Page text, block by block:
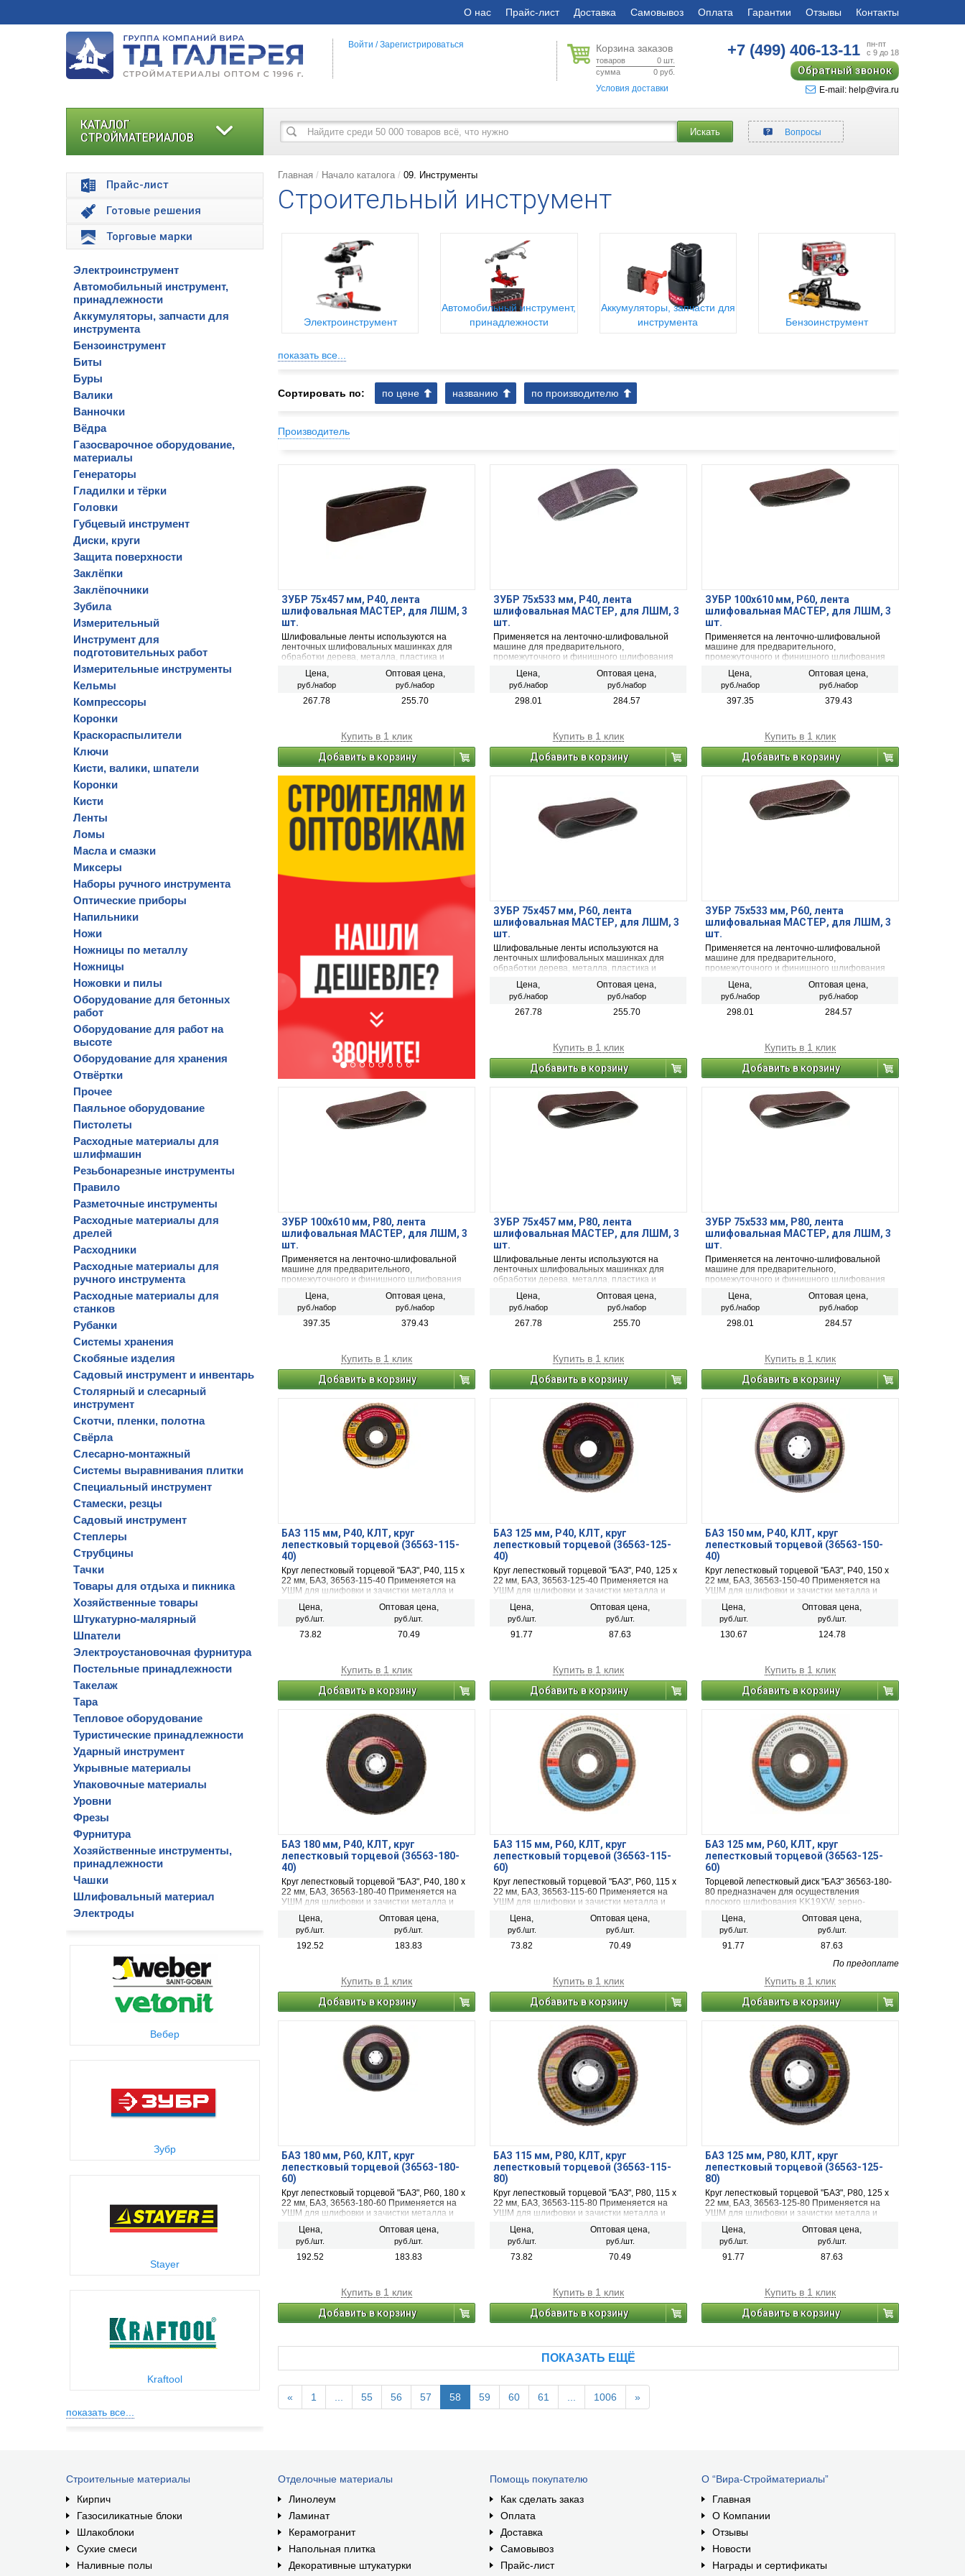
О нас Прайс-лист Доставка Самовывоз Оплата Гарантии Отзывы Контакты
Корзина заказов
товаров 0 шт.
сумма
0 руб.
Условия доставки
+7 (499)406-13-11
пн-пт
с 9 до 18
Обратный звонок
E-mail: help@vira.ru
Войти /Зарегистрироваться
КАТАЛОГ
СТРОЙМАТЕРИАЛОВ
Прайс-лист
Готовые решения
Торговые марки
Электроинструмент
Автомобильный инструмент,
принадлежности
Аккумуляторы, запчасти для
инструмента
Бензоинструмент
Биты
Буры
Валики
Ванночки
Вёдра
Газосварочное оборудование,
материалы
Генераторы
Гладилки и тёрки
Головки
Губцевый инструмент
Диски, круги
Защита поверхности
Заклёпки
Заклёпочники
Зубила
Измерительный
Инструмент для
подготовительных работ
Измерительные инструменты
Кельмы
Компрессоры
Коронки
Краскораспылители
Ключи
Кисти, валики, шпатели
Коронки
Кисти
Ленты
Ломы
Масла и смазки
Миксеры
Наборы ручного инструмента
Оптические приборы
Напильники
Ножи
Ножницы по металлу
Ножницы
Ножовки и пилы
Оборудование для бетонных
работ
Оборудование для работ на
высоте
Оборудование для хранения
Отвёртки
Прочее
Паяльное оборудование
Пистолеты
Расходные материалы для
шлифмашин
Резьбонарезные инструменты
Правило
Разметочные инструменты
Расходные материалы для
дрелей
Расходники
Расходные материалы для
ручного инструмента
Расходные материалы для
станков
Рубанки
Системы хранения
Скобяные изделия
Садовый инструмент и инвентарь
Столярный и слесарный
инструмент
Скотчи, пленки, полотна
Свёрла
Слесарно-монтажный
Системы выравнивания плитки
Специальный инструмент
Стамески, резцы
Садовый инструмент
Степлеры
Струбцины
Тачки
Товары для отдыха и пикника
Хозяйственные товары
Штукатурно-малярный
Шпатели
Электроустановочная фурнитура
Постельные принадлежности
Такелаж
Тара
Тепловое оборудование
Туристические принадлежности
Ударный инструмент
Укрывные материалы
Упаковочные материалы
Уровни
Фрезы
Фурнитура
Хозяйственные инструменты,
принадлежности
Чашки
Шлифовальный материал
Электроды
Вебер
Зубр
Stayer
Kraftool
показать все...
Искать Вопросы
Главная Начало каталога 09. Инструменты
Строительный инструмент
Электроинструмент
Автомобильный инструмент,
принадлежности
Аккумуляторы, запчасти для
инструмента
Бензоинструмент
показать все...
Сортировать по: по цене названию по производителю
Производитель
ЗУБР 75х457 мм, P40, лента
шлифовальная МАСТЕР, для ЛШМ, 3
шт.
Шлифовальные ленты используются на
ленточных шлифовальных машинках для
обработки дерева, металла, пластика и
Цена,
руб./набор
Оптовая цена,
руб./набор
267.78 255.70
Купить в 1 клик
Добавить в корзину
ЗУБР 75х533 мм, P40, лента
шлифовальная МАСТЕР, для ЛШМ, 3
шт.
Применяется на ленточно-шлифовальной
машине для предварительного,
промежуточного и финишного шлифования
неметаллических материалов.
Цена,
руб./набор
Оптовая цена,
руб./набор
298.01 284.57
Купить в 1 клик
Добавить в корзину
ЗУБР 100х610 мм, P60, лента
шлифовальная МАСТЕР, для ЛШМ, 3
шт.
Применяется на ленточно-шлифовальной
машине для предварительного,
промежуточного и финишного шлифования
неметаллических материалов.
Цена,
руб./набор
Оптовая цена,
руб./набор
397.35 379.43
Купить в 1 клик
Добавить в корзину
ЗУБР 75х457 мм, P60, лента
шлифовальная МАСТЕР, для ЛШМ, 3
шт.
Шлифовальные ленты используются на
ленточных шлифовальных машинках для
обработки дерева, металла, пластика и
Цена,
руб./набор
Оптовая цена,
руб./набор
267.78 255.70
Купить в 1 клик
Добавить в корзину
ЗУБР 75х533 мм, P60, лента
шлифовальная МАСТЕР, для ЛШМ, 3
шт.
Применяется на ленточно-шлифовальной
машине для предварительного,
промежуточного и финишного шлифования
неметаллических материалов.
Цена,
руб./набор
Оптовая цена,
руб./набор
298.01 284.57
Купить в 1 клик
Добавить в корзину
ЗУБР 100х610 мм, P80, лента
шлифовальная МАСТЕР, для ЛШМ, 3
шт.
Применяется на ленточно-шлифовальной
машине для предварительного,
промежуточного и финишного шлифования
неметаллических материалов.
Цена,
руб./набор
Оптовая цена,
руб./набор
397.35 379.43
Купить в 1 клик
Добавить в корзину
ЗУБР 75х457 мм, P80, лента
шлифовальная МАСТЕР, для ЛШМ, 3
шт.
Шлифовальные ленты используются на
ленточных шлифовальных машинках для
обработки дерева, металла, пластика и
Цена,
руб./набор
Оптовая цена,
руб./набор
267.78 255.70
Купить в 1 клик
Добавить в корзину
ЗУБР 75х533 мм, P80, лента
шлифовальная МАСТЕР, для ЛШМ, 3
шт.
Применяется на ленточно-шлифовальной
машине для предварительного,
промежуточного и финишного шлифования
неметаллических материалов.
Цена,
руб./набор
Оптовая цена,
руб./набор
298.01 284.57
Купить в 1 клик
Добавить в корзину
БАЗ 115 мм, P40, КЛТ, круг
лепестковый торцевой (36563-115-
40)
Круг лепестковый торцевой "БАЗ", P40, 115 х
22 мм, БАЗ, 36563-115-40 Применяется на
УШМ для шлифовки и зачистки металла и
Цена,
руб./шт.
Оптовая цена,
руб./шт.
73.82 70.49
Купить в 1 клик
Добавить в корзину
БАЗ 125 мм, P40, КЛТ, круг
лепестковый торцевой (36563-125-
40)
Круг лепестковый торцевой "БАЗ", P40, 125 х
22 мм, БАЗ, 36563-125-40 Применяется на
УШМ для шлифовки и зачистки металла и
Цена,
руб./шт.
Оптовая цена,
руб./шт.
91.77 87.63
Купить в 1 клик
Добавить в корзину
БАЗ 150 мм, P40, КЛТ, круг
лепестковый торцевой (36563-150-
40)
Круг лепестковый торцевой "БАЗ", P40, 150 х
22 мм, БАЗ, 36563-150-40 Применяется на
УШМ для шлифовки и зачистки металла и
Цена,
руб./шт.
Оптовая цена,
руб./шт.
130.67 124.78
Купить в 1 клик
Добавить в корзину
БАЗ 180 мм, P40, КЛТ, круг
лепестковый торцевой (36563-180-
40)
Круг лепестковый торцевой "БАЗ", P40, 180 х
22 мм, БАЗ, 36563-180-40 Применяется на
УШМ для шлифовки и зачистки металла и
Цена,
руб./шт.
Оптовая цена,
руб./шт.
192.52 183.83
Купить в 1 клик
Добавить в корзину
БАЗ 115 мм, P60, КЛТ, круг
лепестковый торцевой (36563-115-
60)
Круг лепестковый торцевой "БАЗ", P60, 115 х
22 мм, БАЗ, 36563-115-60 Применяется на
УШМ для шлифовки и зачистки металла и
Цена,
руб./шт.
Оптовая цена,
руб./шт.
73.82 70.49
Купить в 1 клик
Добавить в корзину
БАЗ 125 мм, P60, КЛТ, круг
лепестковый торцевой (36563-125-
60)
Торцевой лепестковый диск "БАЗ" 36563-180-
80 предназначен для осуществления
плоского шлифования KK19XW, зерно-
Цена,
руб./шт.
Оптовая цена,
руб./шт.
91.77
87.63
По предоплате
Купить в 1 клик
Добавить в корзину
БАЗ 180 мм, P60, КЛТ, круг
лепестковый торцевой (36563-180-
60)
Круг лепестковый торцевой "БАЗ", P60, 180 х
22 мм, БАЗ, 36563-180-60 Применяется на
УШМ для шлифовки и зачистки металла и
Цена,
руб./шт.
Оптовая цена,
руб./шт.
192.52 183.83
Купить в 1 клик
Добавить в корзину
БАЗ 115 мм, P80, КЛТ, круг
лепестковый торцевой (36563-115-
80)
Круг лепестковый торцевой "БАЗ", P80, 115 х
22 мм, БАЗ, 36563-115-80 Применяется на
УШМ для шлифовки и зачистки металла и
Цена,
руб./шт.
Оптовая цена,
руб./шт.
73.82 70.49
Купить в 1 клик
Добавить в корзину
БАЗ 125 мм, P80, КЛТ, круг
лепестковый торцевой (36563-125-
80)
Круг лепестковый торцевой "БАЗ", P80, 125 х
22 мм, БАЗ, 36563-125-80 Применяется на
УШМ для шлифовки и зачистки металла и
Цена,
руб./шт.
Оптовая цена,
руб./шт.
91.77 87.63
Купить в 1 клик
Добавить в корзину
ПОКАЗАТЬ ЕЩЁ
« 1 55 56 57 58 59 60 61 1006 »
Строительные материалы
Кирпич
Газосиликатные блоки
Шлакоблоки
Сухие смеси
Наливные полы
Отделочные материалы
Линолеум
Ламинат
Керамогранит
Напольная плитка
Декоративные штукатурки
Помощь покупателю
Как сделать заказ
Оплата
Доставка
Самовывоз
Прайс-лист
О “Вира-Стройматериалы”
Главная
О Компании
Отзывы
Новости
Награды и сертификаты